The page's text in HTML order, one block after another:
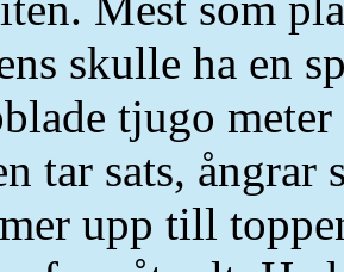
skulle ha en
tjugo
tar sats, ångrar
upp till